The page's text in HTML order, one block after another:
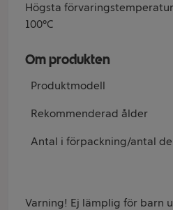
Högsta förvaringstemperatur
100°C
Om produkten
Produktmodell
Rekommenderad ålder
Antal i förpackning/antal
Varning! Ej lämplig för barn